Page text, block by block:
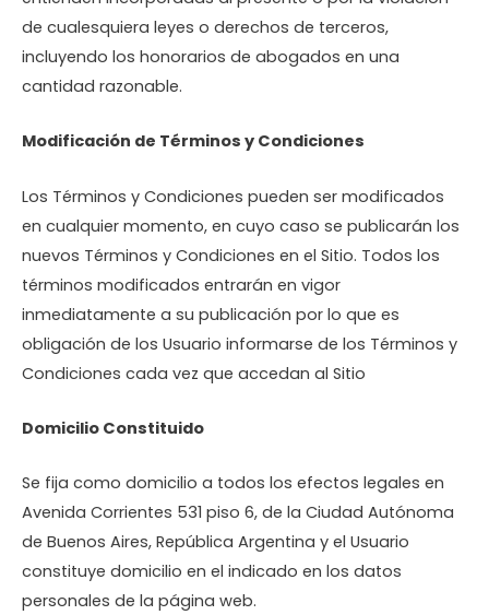
de cualesquiera leyes o derechos de terceros,
incluyendo los honorarios de abogados en una
cantidad razonable.
Modificación de Términos y Condiciones
Los Términos y Condiciones pueden ser modificados
en cualquier momento, en cuyo caso se publicarán los
nuevos Términos y Condiciones en el Sitio. Todos los
términos modificados entrarán en vigor
inmediatamente a su publicación por lo que es
obligación de los Usuario informarse de los Términos y
Condiciones cada vez que accedan al Sitio
Domicilio Constituido
Se fija como domicilio a todos los efectos legales en
Avenida Corrientes 531 piso 6, de la Ciudad Autónoma
de Buenos Aires, República Argentina y el Usuario
constituye domicilio en el indicado en los datos
personales de la página web.